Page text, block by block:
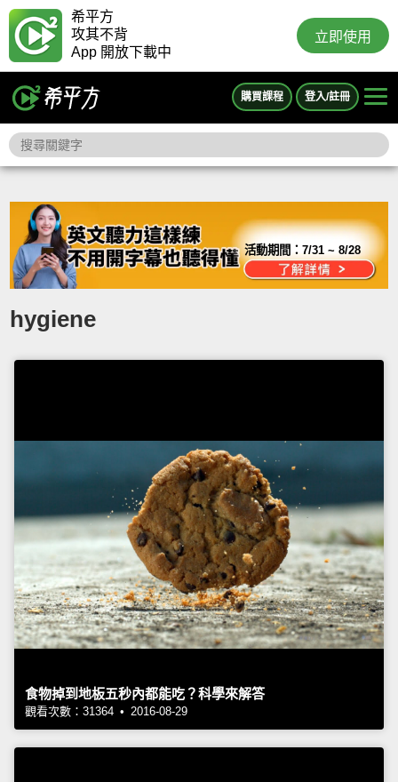
希平方
攻其不背
App 開放下載中
立即使用
購買課程 登入/註冊
活動期間：7/31 ~ 8/28
hygiene
食物掉到地板五秒內都能吃？科學來解答
觀看次數：31364 • 2016-08-29